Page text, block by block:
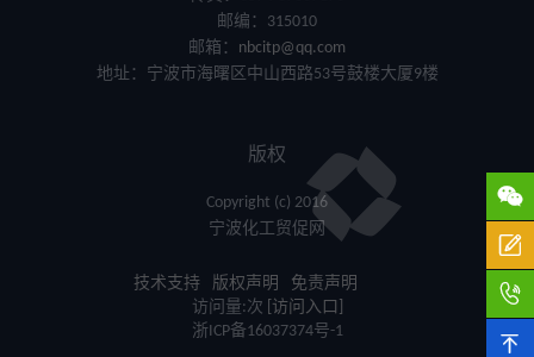
邮编：315010
邮箱： nbcitp@qq.com
地址：宁波市海曙区中山西路53号鼓楼大厦9楼
版权
Copyright (c) 2016
宁波化工贸促网
技术支持 版权声明
免责声明
访问量:次 [访问入口]
浙ICP备16037374号-1



